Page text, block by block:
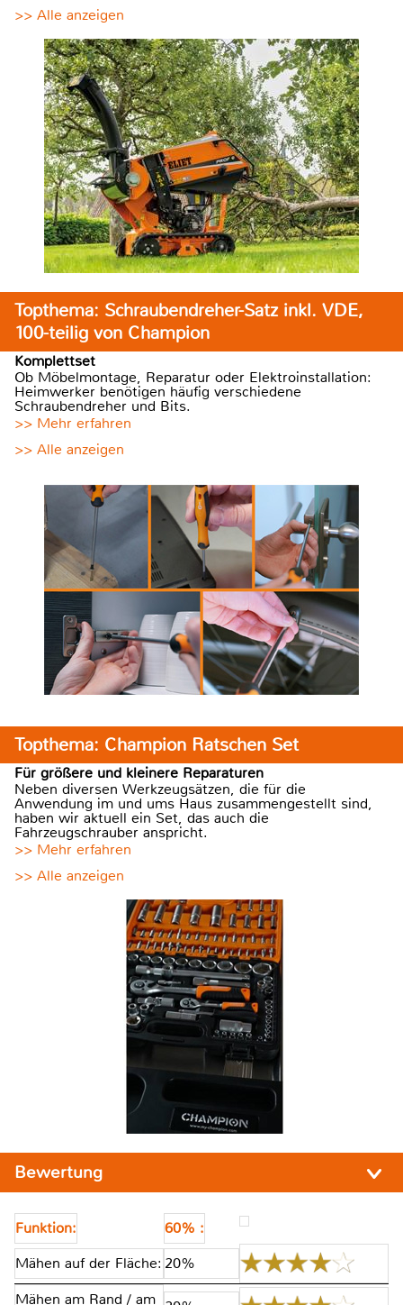
>> Alle anzeigen
Topthema: Schraubendreher-Satz inkl. VDE,
100-teilig von Champion
Komplettset
Ob Möbelmontage, Reparatur oder Elektroinstallation:
Heimwerker benötigen häufig verschiedene
Schraubendreher und Bits.
>> Mehr erfahren
>> Alle anzeigen
Topthema: Champion Ratschen Set
Für größere und kleinere Reparaturen
Neben diversen Werkzeugsätzen, die für die
Anwendung im und ums Haus zusammengestellt sind,
haben wir aktuell ein Set, das auch die
Fahrzeugschrauber anspricht.
>> Mehr erfahren
>> Alle anzeigen
Bewertung
Funktion:
60% :
Mähen auf der Fläche: 20%
Mähen am Rand / am